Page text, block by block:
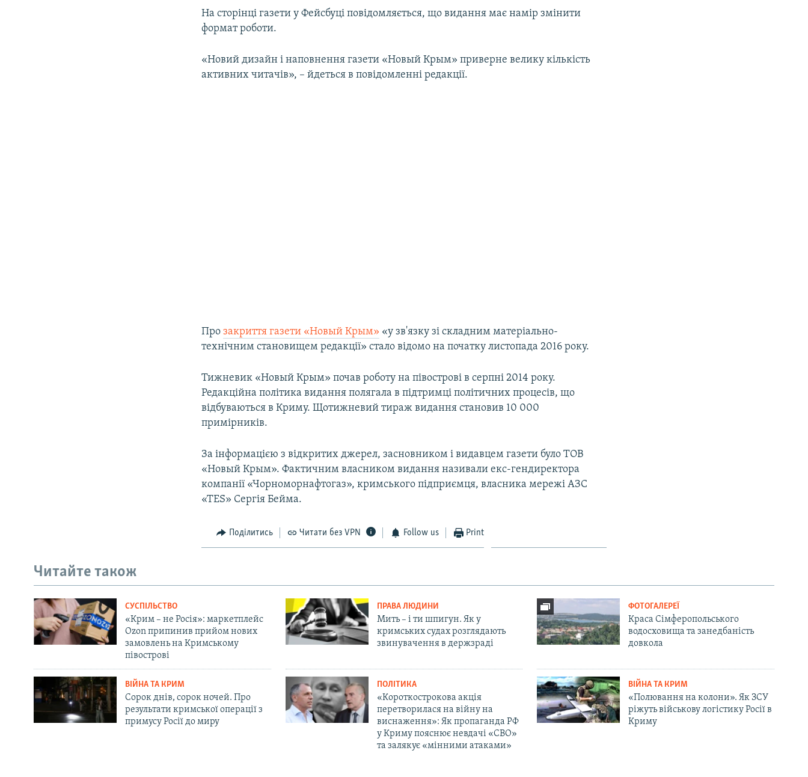
На сторінці газети у Фейсбуці повідомляється, що видання має намір змінити
формат роботи.
«Новий дизайн і наповнення газети «Новый Крым» приверне велику кількість
активних читачів», – йдеться в повідомленні редакції.
Прозакриття газети «Новый Крым» «у зв'язку зі складним матеріально-
технічним становищем редакції» стало відомо на початку листопада 2016 року.
Тижневик «Новый Крым» почав роботу на півострові в серпні 2014 року.
Редакційна політика видання полягала в підтримці політичних процесів, що
відбуваються в Криму. Щотижневий тираж видання становив 10 000
примірників.
За інформацією з відкритих джерел, засновником і видавцем газети було ТОВ
«Новый Крым». Фактичним власником видання називали екс-гендиректора
компанії «Чорноморнафтогаз», кримського підприємця, власника мережі АЗС
«ТES» Сергія Бейма.
Поділитись Читати без VPN Follow us Print
Читайте також
СУСПІЛЬСТВО
«Крим – не Росія»: маркетплейс
Ozon припинив прийом нових
замовлень на Кримському
півострові
ПРАВА ЛЮДИНИ
Мить – і ти шпигун. Як у
кримських судах розглядають
звинувачення в держзраді
ФОТОГАЛЕРЕЇ
Краса Сімферопольського
водосховища та занедбаність
довкола
ВІЙНА ТА КРИМ
Сорок днів, сорок ночей. Про
результати кримської операції з
примусу Росії до миру
ПОЛІТИКА
«Короткострокова акція
перетворилася на війну на
виснаження»: Як пропаганда РФ
у Криму пояснює невдачі «СВО»
та залякує «мінними атаками»
ВІЙНА ТА КРИМ
«Полювання на колони». Як ЗСУ
ріжуть військову логістику Росії в
Криму